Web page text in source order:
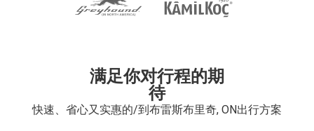
满足你对行程的期
待
快速、省心又实惠的/到布雷斯布里奇, ON出行方案